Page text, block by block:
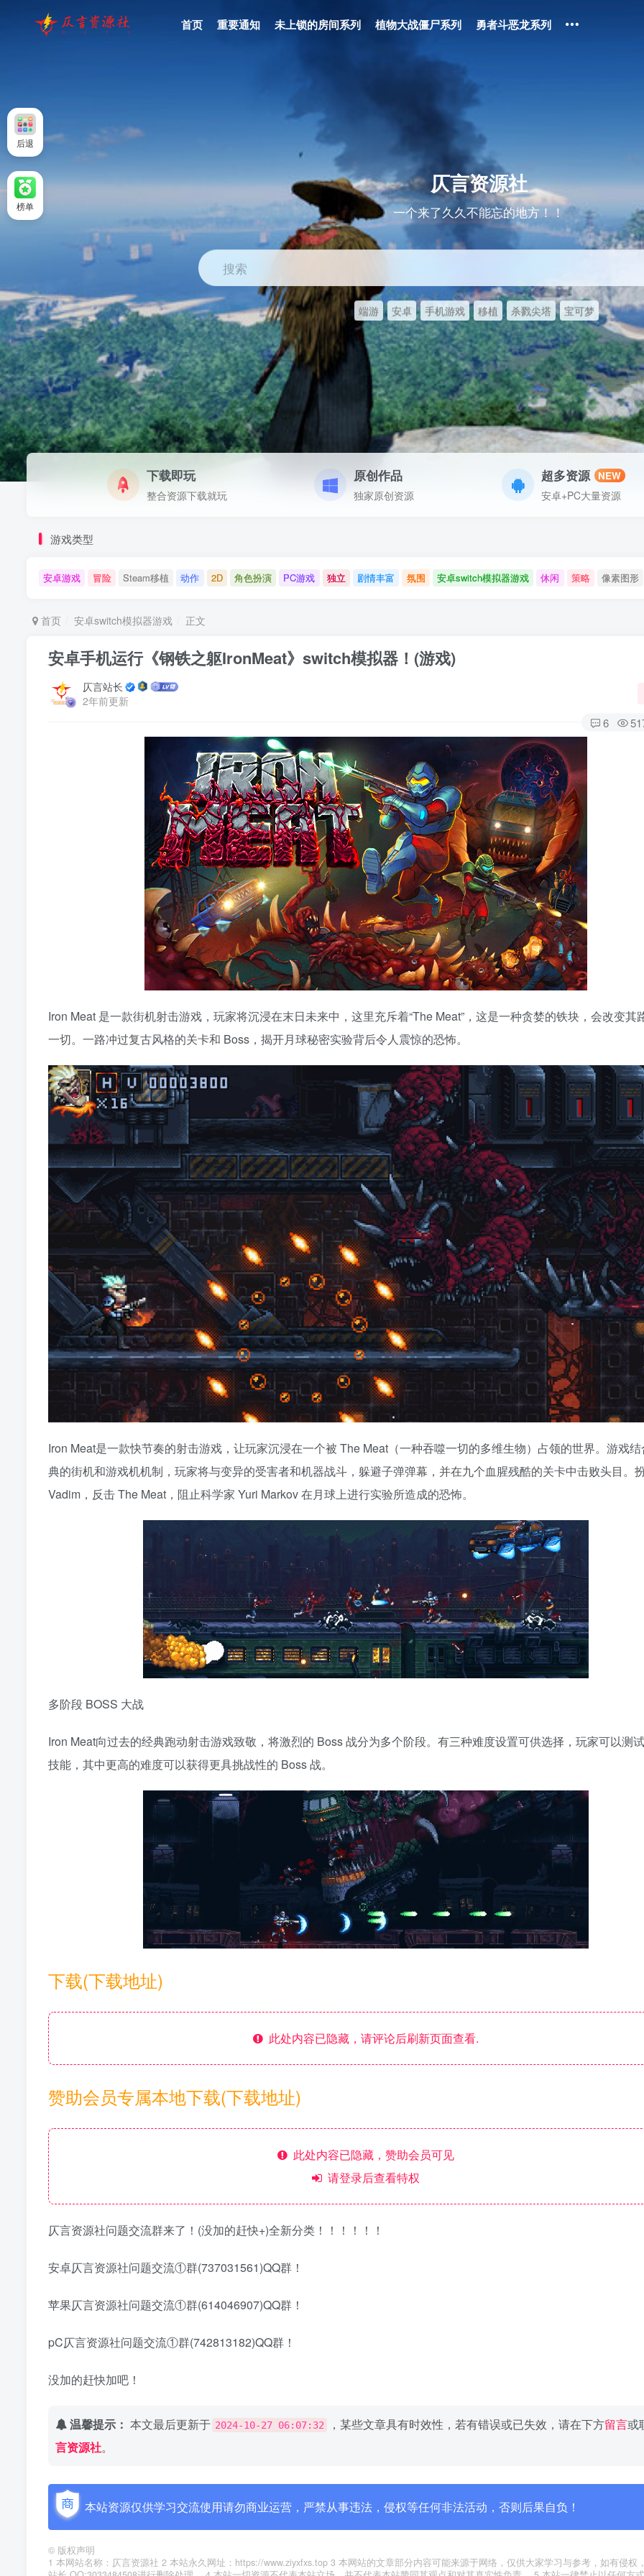
首页 重要通知 未上锁的房间系列 植物大战僵尸系列 勇者斗恶龙系列
仄言资源社
一个来了久久不能忘的地方！！
搜索
端游 安卓 手机游戏 移植 杀戮尖塔 宝可梦
下载即玩
整合资源下载就玩
原创作品
独家原创资源
超多资源 NEW
安卓+PC大量资源
游戏类型
安卓游戏 冒险 Steam移植 动作 2D 角色扮演 PC游戏 独立 剧情丰富 氛围 安卓switch模拟器游戏 休闲 策略 像素图形
首页 安卓switch模拟器游戏 正文
安卓手机运行《钢铁之躯IronMeat》switch模拟器！(游戏)
仄言站长
2年前更新
6
Iron Meat 是一款街机射击游戏，玩家将沉浸在末日未来中，这里充斥着“The Meat”，这是一种贪婪的铁块，会改变其
一切。一路冲过复古风格的关卡和 Boss，揭开月球秘密实验背后令人震惊的恐怖。
Iron Meat是一款快节奏的射击游戏，让玩家沉浸在一个被 The Meat（一种吞噬一切的多维生物）占领的世界。游戏
典的街机和游戏机机制，玩家将与变异的受害者和机器战斗，躲避子弹弹幕，并在九个血腥残酷的关卡中击败头目。
Vadim，反击 The Meat，阻止科学家 Yuri Markov 在月球上进行实验所造成的恐怖。
多阶段 BOSS 大战
Iron Meat向过去的经典跑动射击游戏致敬，将激烈的 Boss 战分为多个阶段。有三种难度设置可供选择，玩家可以测
技能，其中更高的难度可以获得更具挑战性的 Boss 战。
下载(下载地址)
此处内容已隐藏，请评论后刷新页面查看.
赞助会员专属本地下载(下载地址)
此处内容已隐藏，赞助会员可见
请登录后查看特权
仄言资源社问题交流群来了！(没加的赶快+)全新分类！！！！！！
安卓仄言资源社问题交流①群(737031561)QQ群！
苹果仄言资源社问题交流①群(614046907)QQ群！
pC仄言资源社问题交流①群(742813182)QQ群！
没加的赶快加吧！
温馨提示： 本文最后更新于 2024-10-27 06:07:32 ，某些文章具有时效性，若有错误或已失效，请在下方留言或
言资源社。
本站资源仅供学习交流使用请勿商业运营，严禁从事违法，侵权等任何非法活动，否则后果自负！
© 版权声明
1 本网站名称：仄言资源社 2 本站永久网址：https://www.ziyxfxs.top 3 本网站的文章部分内容可能来源于网络，仅供大家学习与参考，如有侵权
后退
榜单